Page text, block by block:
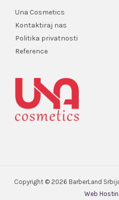
Una Cosmetics
Kontaktiraj nas
Politika privatnosti
Reference
Copyright © 2026 BarberLand
Web